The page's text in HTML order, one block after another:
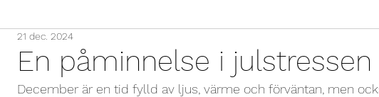
En påminnelse i julstressen
21 dec. 2024
December är en tid fylld av ljus, värme och förväntan, men